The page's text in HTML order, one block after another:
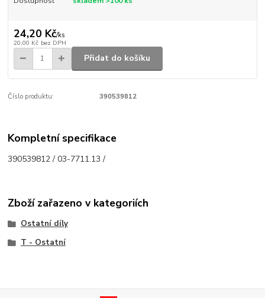
24,20 Kč/ks
20,00 Kč bez DPH
Přidat do košíku
Číslo produktu: 390539812
Kompletní specifikace
390539812 / 03-7711.13 /
Zboží zařazeno v kategoriích
Ostatní díly
T - Ostatní